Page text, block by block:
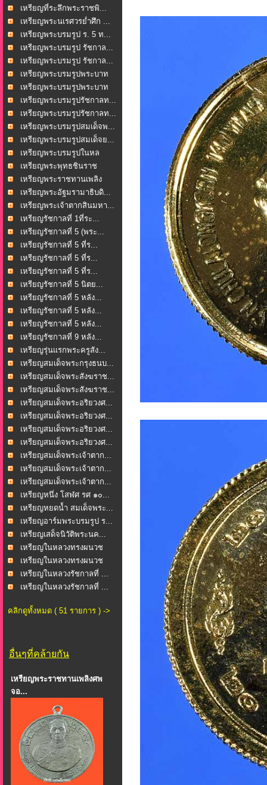
เหรียญที่ระลึกพระราชพิ...
เหรียญพระนเรศวรย่ำศึก ...
เหรียญพระบรมรูป ร. 5 ท...
เหรียญพระบรมรูป รัชกาล...
เหรียญพระบรมรูป รัชกาล...
เหรียญพระบรมรูปพระบาท
ส...
เหรียญพระบรมรูปพระบาท
ส...
เหรียญพระบรมรูปรัชกาลท...
เหรียญพระบรมรูปรัชกาลท...
เหรียญพระบรมรูปสมเด็จพ...
เหรียญพระบรมรูปสมเด็จย...
เหรียญพระบรมรูปในหล
วงร...เหรียญพระพุทธชินราช
หล... เหรียญพระราชทานเพลิง
ศพ... เหรียญพระอัฐมรามาธิบดิ...
เหรียญพระเจ้าตากสินมหา...
เหรียญรัชกาลที่ 1ที่ระ...
เหรียญรัชกาลที่ 5 (พระ...
เหรียญรัชกาลที่ 5 ที่ร...
เหรียญรัชกาลที่ 5 ที่ร...
เหรียญรัชกาลที่ 5 ที่ร...
เหรียญรัชกาลที่ 5 นิตย...
เหรียญรัชกาลที่ 5 หลัง...
เหรียญรัชกาลที่ 5 หลัง...
เหรียญรัชกาลที่ 5 หลัง...
เหรียญรัชกาลที่ 9 หลัง...
เหรียญรุ่นแรกพระครูสัง...
เหรียญสมเด็จพระกรุงธนบ...
เหรียญสมเด็จพระสังฆราช...
เหรียญสมเด็จพระสังฆราช...
เหรียญสมเด็จพระอริยวงศ...
เหรียญสมเด็จพระอริยวงศ...
เหรียญสมเด็จพระอริยวงศ...
เหรียญสมเด็จพระอริยวงศ...
เหรียญสมเด็จพระเจ้าตาก...
เหรียญสมเด็จพระเจ้าตาก...
เหรียญสมเด็จพระเจ้าตาก...
เหรียญหนึ่ง โสฬศ รศ ๑๐...
เหรียญหยดน้ำ สมเด็จพระ...
เหรียญอาร์มพระบรมรูป ร...
เหรียญเสด็จนิวัติพระนค...
เหรียญในหลวงทรงผนวช
“ภ...
เหรียญในหลวงทรงผนวช
“ภ...
เหรียญในหลวงรัชกาลที่ ...
เหรียญในหลวงรัชกาลที่ ...
คลิกดูทั้งหมด ( 51 รายการ ) ->
อื่นๆที่คล้ายกัน
เหรียญพระราชทานเพลิงศพ
จอ...